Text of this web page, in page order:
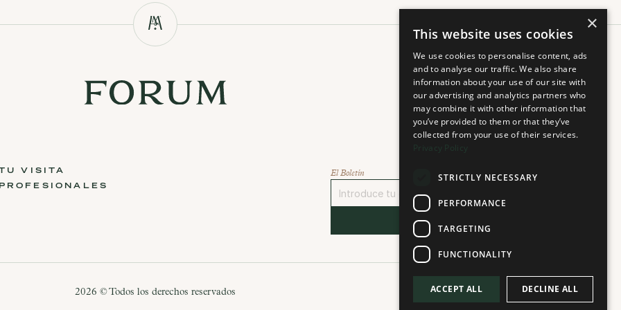
VISITA
visita
El Boletín
2026 © Todos los derechos reservados
×
This website uses cookies
We use cookies to personalise content, ads
and to analyse our traffic. We also share
information about your use of our site with
our advertising and analytics partners who
may combine it with other information that
you’ve provided to them or that they’ve
collected from your use of their services.
Privacy Policy
STRICTLY NECESSARY
PERFORMANCE
TARGETING
FUNCTIONALITY
ACCEPT ALL DECLINE ALL